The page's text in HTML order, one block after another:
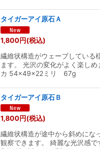
タイガーアイ原石Ａ
1,800円(税込)
繊維状構造がウェーブしている
ます。 光沢の変化がよく楽しめ
カ 54×49×22ミリ 67g
タイガーアイ原石Ｂ
1,800円(税込)
繊維状構造が途中から斜めにな
観察できます。 綺麗な光沢感で